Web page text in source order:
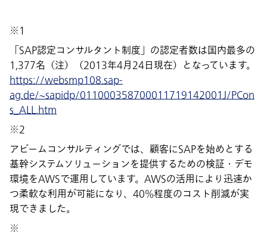
※1
「SAP認定コンサルタント制度」の認定者数は国内最多の
1,377名（注）（2013年4月24日現在）となっています。
https://websmp108.sap-
ag.de/~sapidp/011000358700011719142001J/PCon
s_ALL.htm
※2
アビームコンサルティングでは、顧客にSAPを始めとする
基幹システムソリューションを提供するための検証・デモ
環境をAWSで運用しています。AWSの活用により迅速か
つ柔軟な利用が可能になり、40%程度のコスト削減が実
現できました。
※